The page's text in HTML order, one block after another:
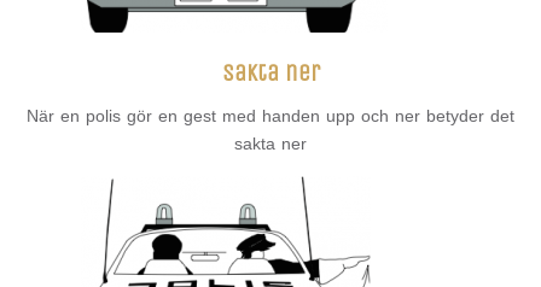
sakta ner
När en polis gör en gest med handen upp och ner betyder det
sakta ner